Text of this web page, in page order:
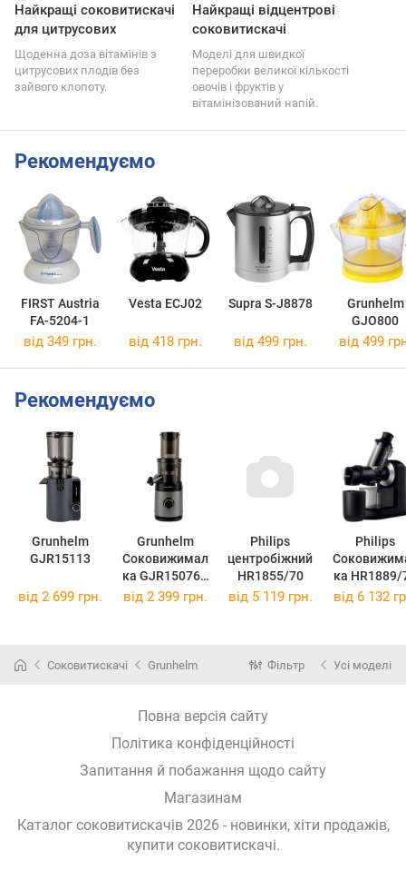
Найкращі соковитискачі
для цитрусових
Щоденна доза вітамінів з
цитрусових плодів без
зайвого клопоту.
Найкращі відцентрові
соковитискачі
Моделі для швидкої
переробки великої кількості
овочів і фруктів у
вітамінізований напій.
Рекомендуємо
FIRST Austria
FA-5204-1
Vesta ECJ02 Supra S-J8878
Grunhelm
GJO800
від 349 грн. від 418 грн. від 499 грн. від 499
Рекомендуємо
Grunhelm
GJR15113
Grunhelm
Соковижимал
ка GJR15076 -
150 Вт
Philips
центробіжний
HR1855/70
Philips
ка
від 2 699 грн. від 2 399 грн. від 5 119 грн. від 6 132
Соковитискачі Grunhelm Фільтр Усі моделі
Повна версія сайту
Політика конфіденційності
Запитання й побажання щодо сайту
Магазинам
Каталог соковитискачів 2026 - новинки, хіти продажів,
купити соковитискачі.